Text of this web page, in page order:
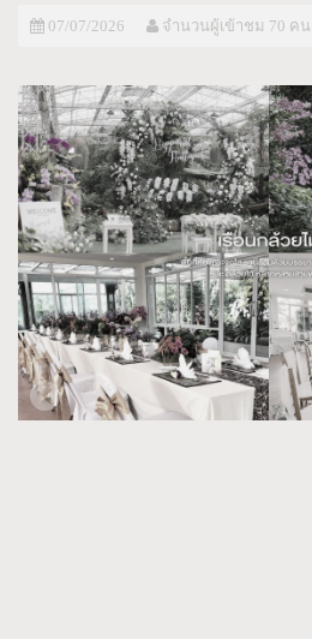
07/07/2026 จำนวนผู้เข้าชม 70 คน